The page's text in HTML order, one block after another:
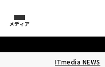
メディア
ITmedia NEWS